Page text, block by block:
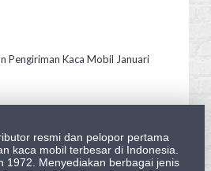
Pengiriman Kaca Mobil Januari
resmi dan pelopor pertama
kaca mobil terbesar di Indonesia.
1972. Menyediakan berbagai jenis